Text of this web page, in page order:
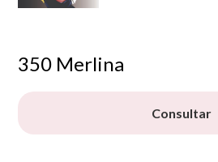
350 Merlina
Consultar